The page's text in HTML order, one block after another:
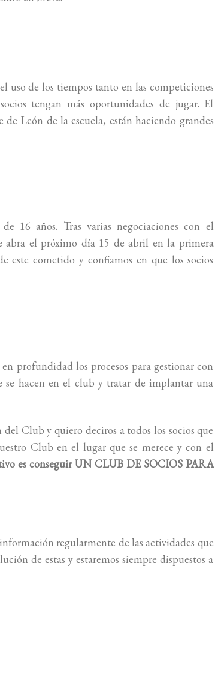
uso de los tiempos tanto en las competiciones
tengan más oportunidades de jugar. El
León de la escuela, están haciendo grandes
16 años. Tras varias negociaciones con el
abra el próximo día 15 de abril en la primera
este cometido y confiamos en que los socios
profundidad los procesos para gestionar con
se hacen en el club y tratar de implantar una
Club y quiero deciros a todos los socios que
Club en el lugar que se merece y con el
es conseguir UN CLUB DE SOCIOS PARA
regularmente de las actividades que
de estas y estaremos siempre dispuestos a